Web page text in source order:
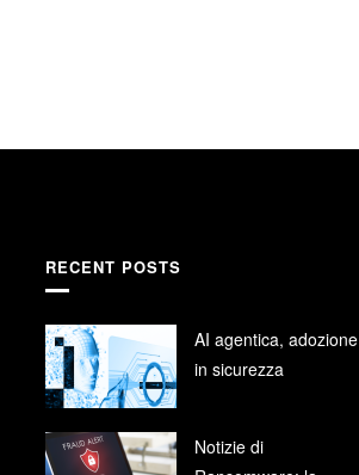
RECENT POSTS
AI agentica, adozione
in sicurezza
Notizie di